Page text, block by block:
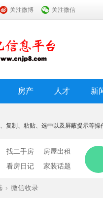
关注微博 关注微信
房产 人才 新
复制、粘贴、选中以及屏蔽提示等
找二手房
房屋出租
看房日记 家装话题
› 微信收录